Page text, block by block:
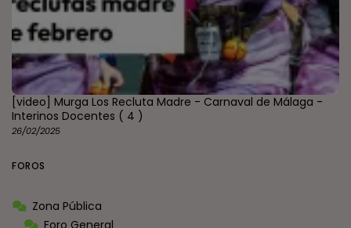
[video] Murga Los Recluta Madre - Carnaval de Málaga -
Interinos Docentes ( 4 )
26/02/2025
FOROS
Zona Pública